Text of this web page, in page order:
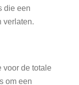
die een
verlaten.
voor de totale
om een